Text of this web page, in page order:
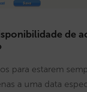
de
para estarem
a uma data